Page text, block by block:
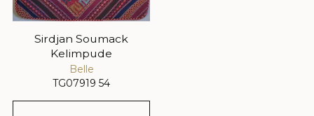
Sirdjan Soumack
Kelimpude
Belle
TG07919 54